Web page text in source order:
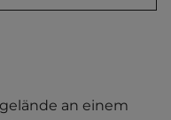
an einem